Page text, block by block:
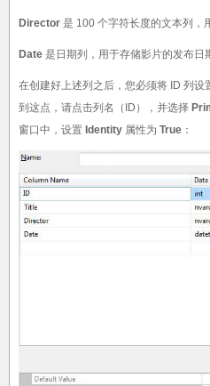
Director 是 100 个字符长度的文本列，
Date 是日期列，用于存储影片的发布日
在创建好上述列之后，您必须将 ID 列
到这点，请点击列名（ID），并选择
窗口中，设置 Identity 属性为 True ：